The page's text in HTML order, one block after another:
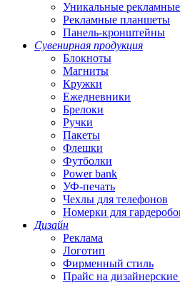
Уникальные
Рекламные планшеты
Панель-кронштейны
Сувенирная продукция
Блокноты
Магниты
Кружки
Ежедневники
Брелоки
Ручки
Пакеты
Флешки
Футболки
Power bank
УФ-печать
Чехлы для телефонов
Номерки для
Дизайн
Реклама
Логотип
Фирменный стиль
Прайс на дизайнерские